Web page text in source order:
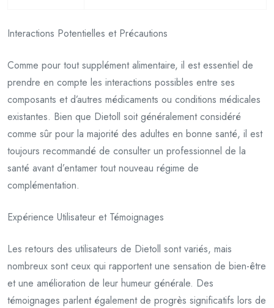
Interactions Potentielles et Précautions
Comme pour tout supplément alimentaire, il est essentiel de
prendre en compte les interactions possibles entre ses
composants et d’autres médicaments ou conditions médicales
existantes. Bien que Dietoll soit généralement considéré
comme sûr pour la majorité des adultes en bonne santé, il est
toujours recommandé de consulter un professionnel de la
santé avant d’entamer tout nouveau régime de
complémentation.
Expérience Utilisateur et Témoignages
Les retours des utilisateurs de Dietoll sont variés, mais
nombreux sont ceux qui rapportent une sensation de bien-être
et une amélioration de leur humeur générale. Des
témoignages parlent également de progrès significatifs lors de